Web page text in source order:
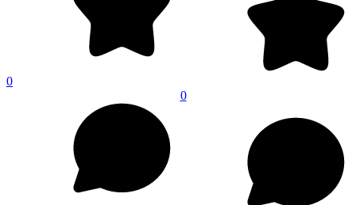
0
0